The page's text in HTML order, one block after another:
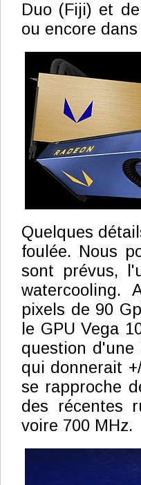
Duo (Fiji) et
ou encore
Quelques
foulée. Nous
sont prévus,
watercooling.
pixels de 90
le GPU Vega
question d'une
qui donnerait
se rapproche
des récentes
voire 700 MHz.